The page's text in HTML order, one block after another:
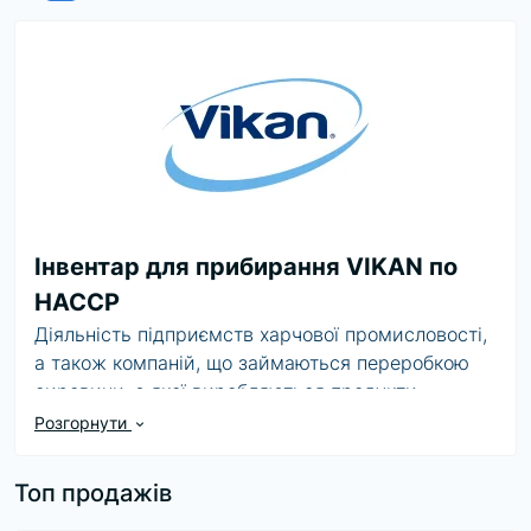
Інвентар для прибирання VIKAN по
HACCP
Діяльність підприємств харчової промисловості,
а також компаній, що займаються переробкою
сировини, з якої виробляються продукти
харчування, вимагає постійної підтримки
закону № 771/97-ВР від 05.07.2017 виконується
Розгорнути
Топ продажів